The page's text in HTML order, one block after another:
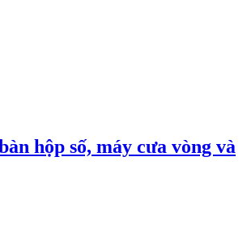
hộp số, máy cưa vòng và